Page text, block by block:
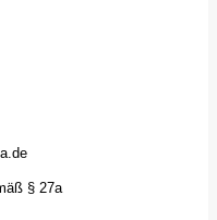
§ 27a